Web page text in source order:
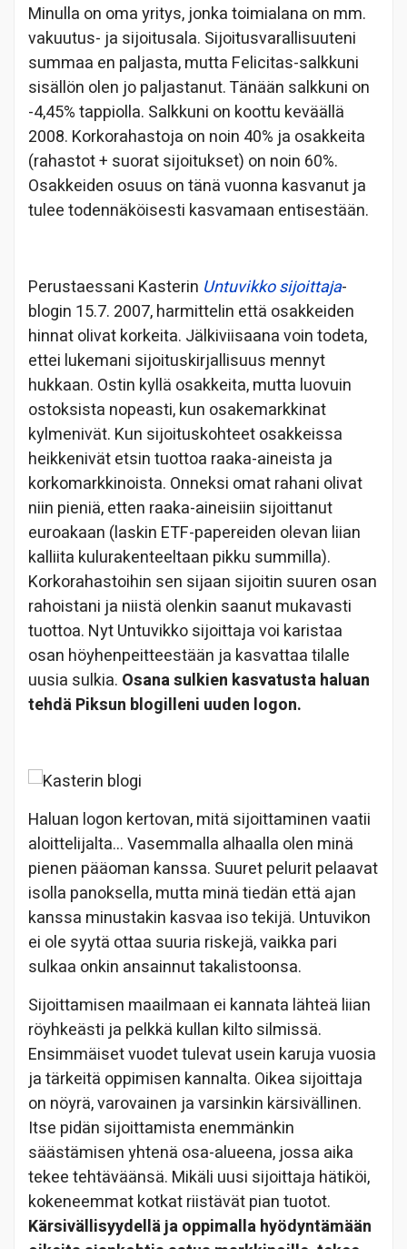
Minulla on oma yritys, jonka toimialana on mm.
vakuutus- ja sijoitusala. Sijoitusvarallisuuteni
summaa en paljasta, mutta Felicitas-salkkuni
sisällön olen jo paljastanut. Tänään salkkuni on
-4,45% tappiolla. Salkkuni on koottu keväällä
2008. Korkorahastoja on noin 40% ja osakkeita
(rahastot + suorat sijoitukset) on noin 60%.
Osakkeiden osuus on tänä vuonna kasvanut ja
tulee todennäköisesti kasvamaan entisestään.
Perustaessani Kasterin Untuvikko sijoittaja-
blogin 15.7. 2007, harmittelin että osakkeiden
hinnat olivat korkeita. Jälkiviisaana voin todeta,
ettei lukemani sijoituskirjallisuus mennyt
hukkaan. Ostin kyllä osakkeita, mutta luovuin
ostoksista nopeasti, kun osakemarkkinat
kylmenivät. Kun sijoituskohteet osakkeissa
heikkenivät etsin tuottoa raaka-aineista ja
korkomarkkinoista. Onneksi omat rahani olivat
niin pieniä, etten raaka-aineisiin sijoittanut
euroakaan (laskin ETF-papereiden olevan liian
kalliita kulurakenteeltaan pikku summilla).
Korkorahastoihin sen sijaan sijoitin suuren osan
rahoistani ja niistä olenkin saanut mukavasti
tuottoa. Nyt Untuvikko sijoittaja voi karistaa
osan höyhenpeitteestään ja kasvattaa tilalle
uusia sulkia. Osana sulkien kasvatusta haluan
tehdä Piksun blogilleni uuden logon.
Haluan logon kertovan, mitä sijoittaminen vaatii
aloittelijalta… Vasemmalla alhaalla olen minä
pienen pääoman kanssa. Suuret pelurit pelaavat
isolla panoksella, mutta minä tiedän että ajan
kanssa minustakin kasvaa iso tekijä. Untuvikon
ei ole syytä ottaa suuria riskejä, vaikka pari
sulkaa onkin ansainnut takalistoonsa.
Sijoittamisen maailmaan ei kannata lähteä liian
röyhkeästi ja pelkkä kullan kilto silmissä.
Ensimmäiset vuodet tulevat usein karuja vuosia
ja tärkeitä oppimisen kannalta. Oikea sijoittaja
on nöyrä, varovainen ja varsinkin kärsivällinen.
Itse pidän sijoittamista enemmänkin
säästämisen yhtenä osa-alueena, jossa aika
tekee tehtäväänsä. Mikäli uusi sijoittaja hätiköi,
kokeneemmat kotkat riistävät pian tuotot.
Kärsivällisyydellä ja oppimalla hyödyntämään